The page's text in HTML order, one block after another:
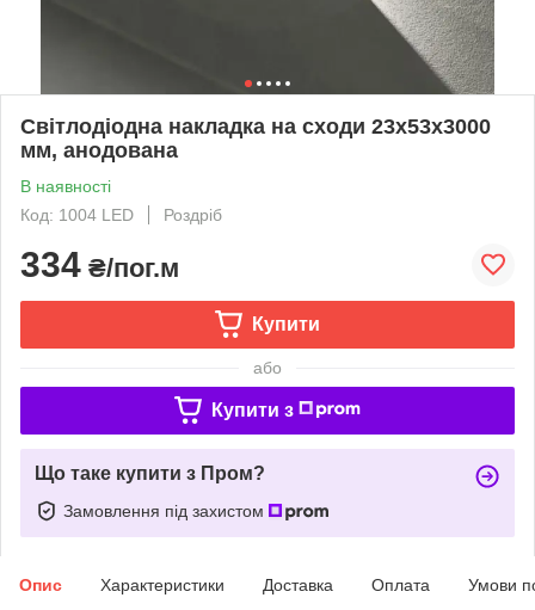
Світлодіодна накладка на сходи 23х53х3000
мм, анодована
В наявності
Код: 1004 LED
Роздріб
334 ₴/пог.м
Купити
або
Купити з
Що таке купити з Пром?
Замовлення під захистом
Опис Характеристики Доставка Оплата Умови